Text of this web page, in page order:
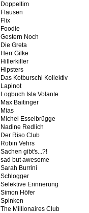
Doppeltim
Flausen
Flix
Foodie
Gestern Noch
Die Greta
Herr Gilke
Hillerkiller
Hipsters
Das Kotburschi Kollektiv
Lapinot
Logbuch Isla Volante
Max Baitinger
Mias
Michel Esselbrügge
Nadine Redlich
Der Riso Club
Robin Vehrs
Sachen gibt's...?!
sad but awesome
Sarah Burrini
Schlogger
Selektive Erinnerung
Simon Höfer
Spinken
The Millionaires Club